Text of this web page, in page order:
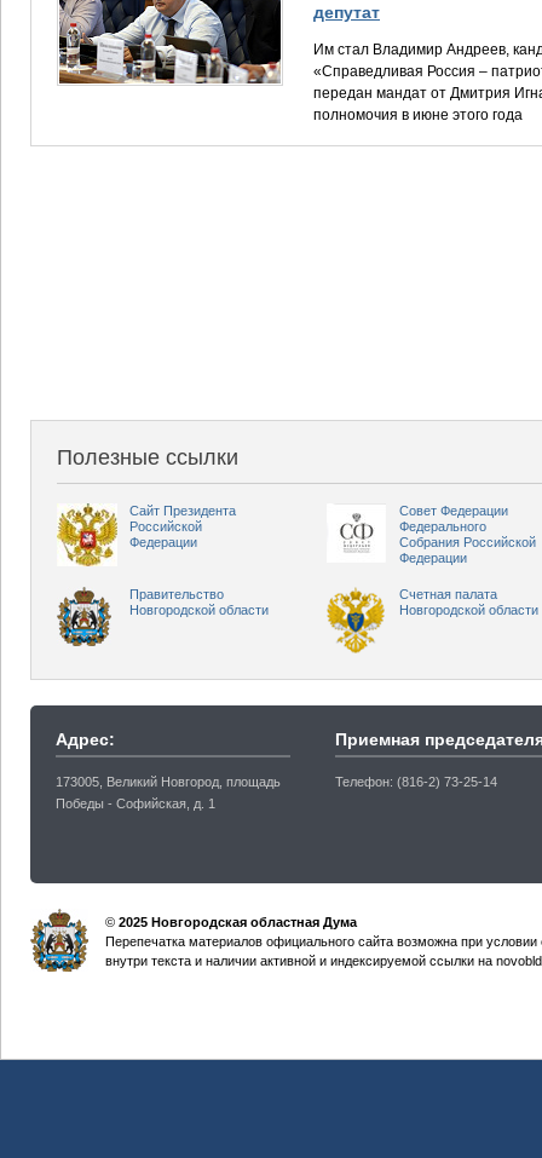
депутат
Им стал Владимир Андреев,
«Справедливая Россия –
передан мандат от Дмитрия
полномочия в июне этого года
Полезные ссылки
Сайт Президента
Российской
Федерации
Совет Федерации
Федерального
Собрания Российской
Федерации
Правительство
Новгородской области
Счетная палата
Новгородской области
Адрес:
173005, Великий Новгород, площадь
Победы - Софийская, д. 1
Приемная
Телефон: (816-2) 73-25-14
© 2025 Новгородская областная Дума
Перепечатка материалов официального сайта возможна при
внутри текста и наличии активной и индексируемой ссылки на